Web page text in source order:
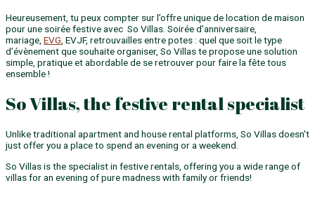
Heureusement, tu peux compter sur l’offre unique de location de maison
pour une soirée festive avec So Villas. Soirée d’anniversaire,
mariage, EVG , EVJF, retrouvailles entre potes : quel que soit le type
d’évènement que souhaite organiser, So Villas te propose une solution
simple, pratique et abordable de se retrouver pour faire la fête tous
ensemble !
So Villas, the festive rental specialist
Unlike traditional apartment and house rental platforms, So Villas doesn't
just offer you a place to spend an evening or a weekend.
So Villas is the specialist in festive rentals, offering you a wide range of
villas for an evening of pure madness with family or friends!